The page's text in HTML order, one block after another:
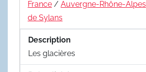
France / Auvergne-Rhône-Alpes
de Sylans
Description
Les glacières